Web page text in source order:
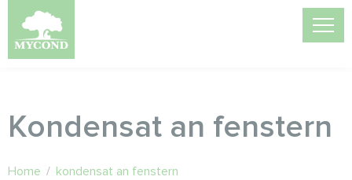
Kondensat an fenstern
Home / kondensat an fenstern